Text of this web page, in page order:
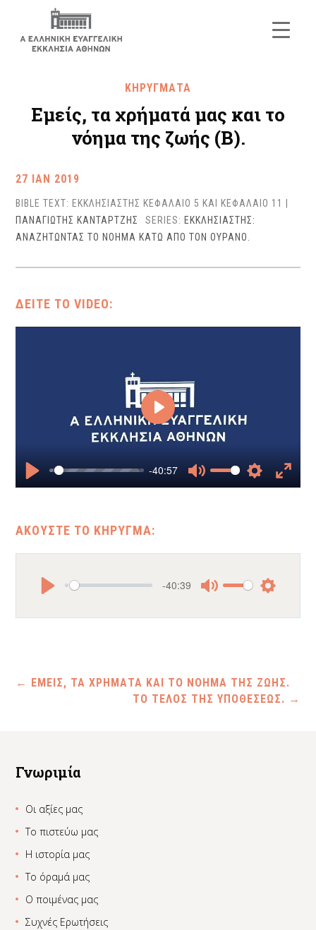
ΚΗΡΥΓΜΑΤΑ
Εμείς, τα χρήματά μας και το
νόημα της ζωής (Β).
27 ΙΑΝ 2019
BIBLE TEXT: ΕΚΚΛΗΣΙΑΣΤΗΣ ΚΕΦΑΛΑΙΟ 5 ΚΑΙ ΚΕΦΑΛΑΙΟ 11
ΠΑΝΑΓΙΩΤΗΣ ΚΑΝΤΑΡΤΖΗΣ
SERIES: ΕΚΚΛΗΣΙΑΣΤΗΣ:
ΑΝΑΖΗΤΩΝΤΑΣ ΤΟ ΝΟΗΜΑ ΚΑΤΩ ΑΠΟ ΤΟΝ ΟΥΡΑΝΟ.
Play
-40:57
Mute
SettingsEnter
Play
-40:39
← ΕΜΕΙΣ, ΤΑ ΧΡΗΜΑΤΑ ΚΑΙ ΤΟ ΝΟΗΜΑ ΤΗΣ ΖΩΗΣ.
ΤΟ ΤΕΛΟΣ ΤΗΣ ΥΠΟΘΕΣΕΩΣ. →
Γνωριμία
Οι αξίες μας
Το πιστεύω μας
Η ιστορία μας
Το όραμά μας
Ο ποιμένας μας
Συχνές Ερωτήσεις